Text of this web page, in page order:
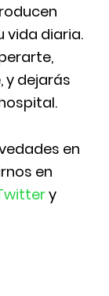
vida diaria.
dejarás
en
en
y